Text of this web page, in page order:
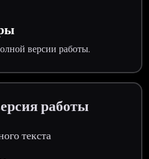
версии работы.
работы
текста